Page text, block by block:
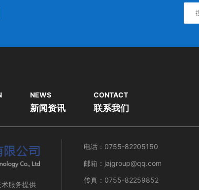
NEWS
新闻资讯
CONTACT
联系我们
服务提供
电话：0755-82205150
邮箱：jajgroup@qq.com
传真：0755-82259852